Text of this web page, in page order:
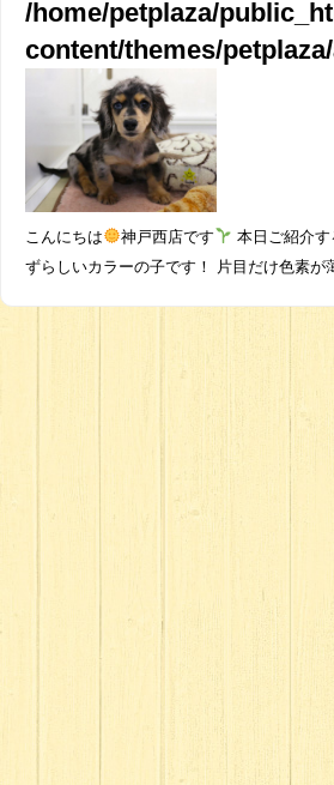
/home/petplaza/
content/themes/
こんにちは 神戸西店です
本日ご紹介
ずらしいカラーの子です！ 片目だけ色素